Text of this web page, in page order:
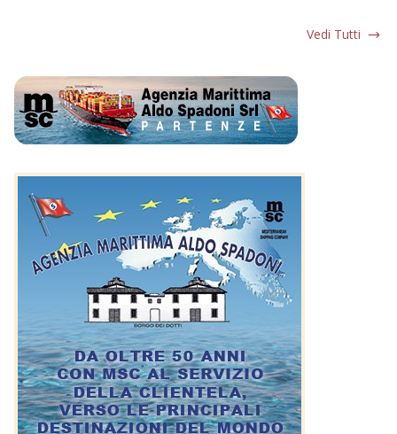
Vedi Tutti